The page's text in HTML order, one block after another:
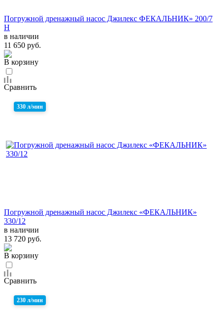
Погружной дренажный насос Джилекс ФЕКАЛЬНИК» 200/7
Н
в наличии
11 650 руб.
В корзину
Сравнить
330 л/мин
Погружной дренажный насос Джилекс «ФЕКАЛЬНИК»
330/12
в наличии
13 720 руб.
В корзину
Сравнить
230 л/мин